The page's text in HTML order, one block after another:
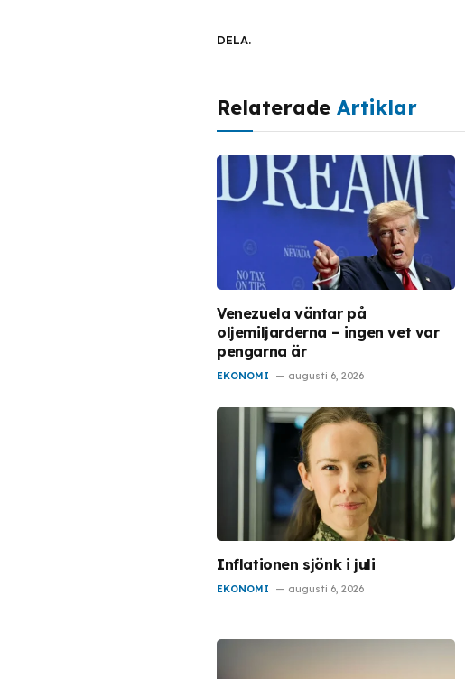
DELA.
Relaterade Artiklar
Venezuela väntar på
oljemiljarderna – ingen vet var
pengarna är
EKONOMI augusti 6, 2026
Inflationen sjönk i juli
EKONOMI augusti 6, 2026